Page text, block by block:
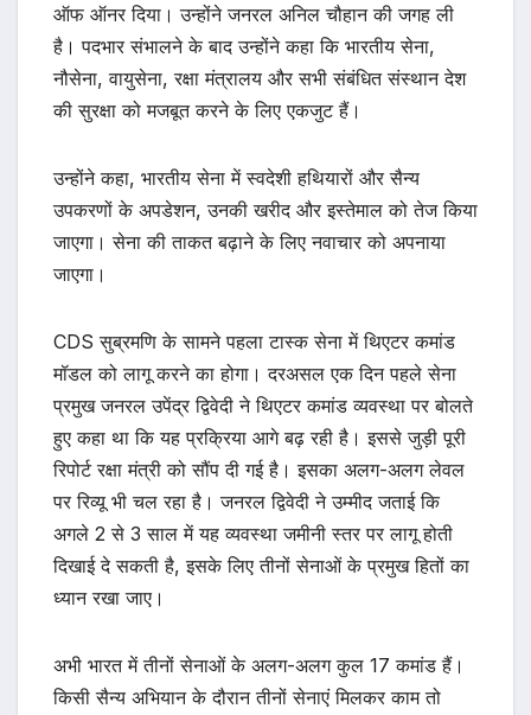
ऑफ ऑनर दिया। उन्होंने जनरल अनिल चौहान की जगह ली
है। पदभार संभालने के बाद उन्होंने कहा कि भारतीय सेना,
नौसेना, वायुसेना, रक्षा मंत्रालय और सभी संबंधित संस्थान देश
की सुरक्षा को मजबूत करने के लिए एकजुट हैं।
उन्होंने कहा, भारतीय सेना में स्वदेशी हथियारों और सैन्य
उपकरणों के अपडेशन, उनकी खरीद और इस्तेमाल को तेज किया
जाएगा। सेना की ताकत बढ़ाने के लिए नवाचार को अपनाया
जाएगा।
CDS सुब्रमणि के सामने पहला टास्क सेना में थिएटर कमांड
मॉडल को लागू करने का होगा। दरअसल एक दिन पहले सेना
प्रमुख जनरल उपेंद्र द्विवेदी ने थिएटर कमांड व्यवस्था पर बोलते
हुए कहा था कि यह प्रक्रिया आगे बढ़ रही है। इससे जुड़ी पूरी
रिपोर्ट रक्षा मंत्री को सौंप दी गई है। इसका अलग-अलग लेवल
पर रिव्यू भी चल रहा है। जनरल द्विवेदी ने उम्मीद जताई कि
अगले 2 से 3 साल में यह व्यवस्था जमीनी स्तर पर लागू होती
दिखाई दे सकती है, इसके लिए तीनों सेनाओं के प्रमुख हितों का
ध्यान रखा जाए।
अभी भारत में तीनों सेनाओं के अलग-अलग कुल 17 कमांड हैं।
किसी सैन्य अभियान के दौरान तीनों सेनाएं मिलकर काम तो